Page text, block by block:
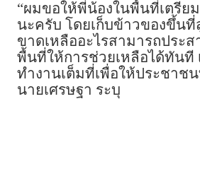
“ผมขอให้พี่น้องในพื้นที่เตรีย
นะครับ โดยเก็บข้าวของขึ้น
ขาดเหลืออะไรสามารถประ
พื้นที่ให้การช่วยเหลือได้ทันที
ทำงานเต็มที่เพื่อให้ประชาช
นายเศรษฐา ระบุ